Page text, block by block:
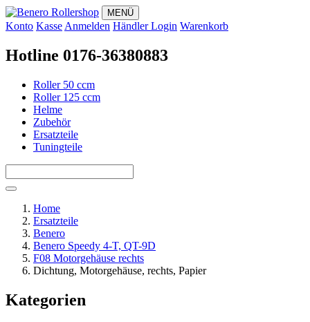
MENÜ
Konto Kasse Anmelden Händler Login Warenkorb
Hotline 0176-36380883
Roller 50 ccm
Roller 125 ccm
Helme
Zubehör
Ersatzteile
Tuningteile
Home
Ersatzteile
Benero
Benero Speedy 4-T, QT-9D
F08 Motorgehäuse rechts
Dichtung, Motorgehäuse, rechts, Papier
Kategorien